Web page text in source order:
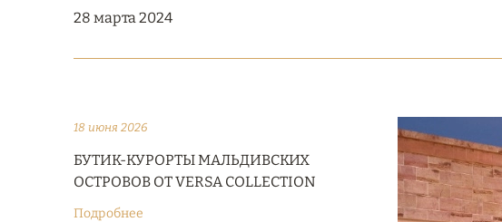
28 марта 2024
18 июня 2026
БУТИК-КУРОРТЫ МАЛЬДИВСКИХ
ОСТРОВОВ ОТ VERSA COLLECTION
Подробнее